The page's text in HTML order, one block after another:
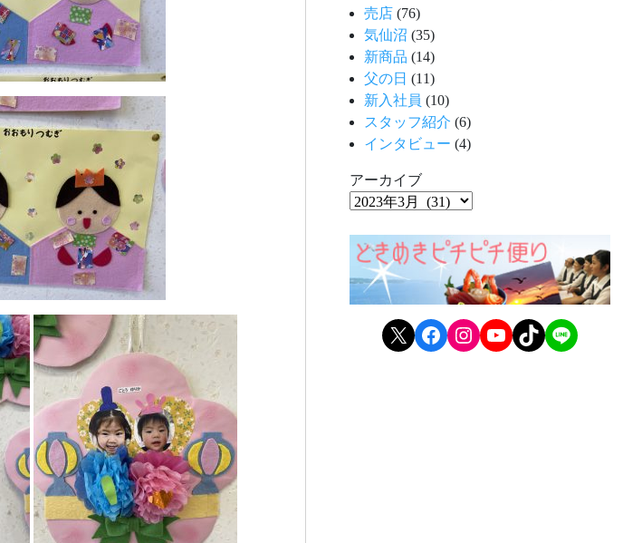
売店 (76)
気仙沼 (35)
新商品 (14)
父の日 (11)
新入社員 (10)
スタッフ紹介 (6)
インタビュー (4)
アーカイブ
X Facebook Instagram YouTube TikTok LINE